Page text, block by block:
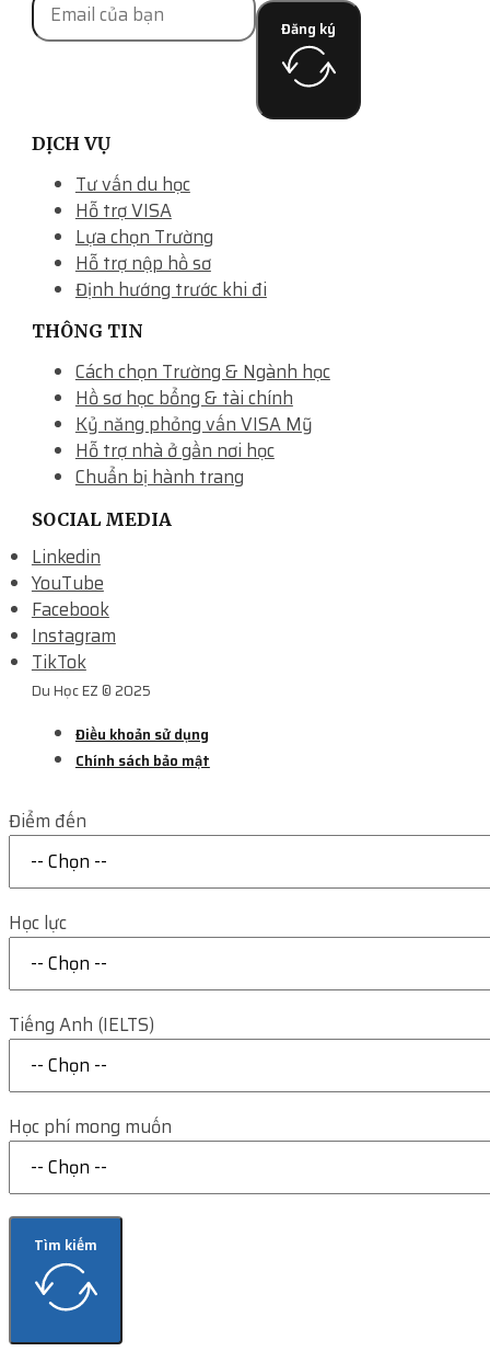
Đăng ký
DỊCH VỤ
Tư vấn du học
Hỗ trợ VISA
Lựa chọn Trường
Hỗ trợ nộp hồ sơ
Định hướng trước khi đi
THÔNG TIN
Cách chọn Trường & Ngành học
Hồ sơ học bổng & tài chính
Kỷ năng phỏng vấn VISA Mỹ
Hỗ trợ nhà ở gần nơi học
Chuẩn bị hành trang
SOCIAL MEDIA
Linkedin
YouTube
Facebook
Instagram
TikTok
Du Học EZ © 2025
Điều khoản sử dụng
Chính sách bảo mật
Điểm đến
Học lực
Tiếng Anh (IELTS)
Học phí mong muốn
Tìm kiếm